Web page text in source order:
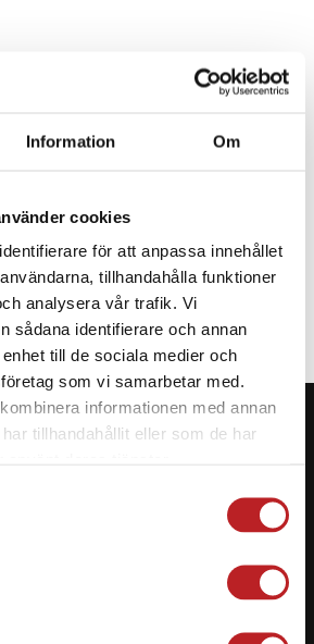
Information Om
cookies
för att anpassa innehållet
tillhandahålla funktioner
analysera vår trafik. Vi
sådana identifierare och annan
till de sociala medier och
som vi samarbetar med.
informationen med annan
tillhandahållit eller som de har
MOTORBITEN